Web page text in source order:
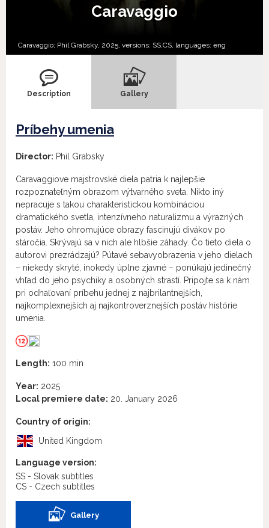
Caravaggio
Caravaggio; Phil Grabsky, 2025, versions: SS, CS, languages: eng
Description Gallery
Príbehy umenia
Director: Phil Grabsky
Caravaggiove majstrovské diela patria k najlepšie
rozpoznateľným obrazom výtvarného sveta. Nikto iný
nepracuje s takou charakteristickou kombináciou
dramatického svetla, intenzívneho naturalizmu a výrazných
postáv. Jeho ohromujúce obrazy fascinujú divákov po
stáročia. Skrývajú sa v nich ale hlbšie záhady. Čo tieto diela o
autorovi prezrádzajú? Pútavé sebavyobrazenia v jeho dielach
– niekedy skryté, inokedy úplne zjavné – ponúkajú jedinečný
vhľad do jeho psychiky a osobných strastí. Pripojte sa k nám
pri odhaľovaní príbehu jednej z najbrilantnejších,
najkomplexnejších aj najkontroverznejších postáv histórie
umenia.
Length: 100 min
Year: 2025
Local premiere date: 20. January 2026
Country of origin:
United Kingdom
Language version:
SS - Slovak subtitles
CS - Czech subtitles
Gallery